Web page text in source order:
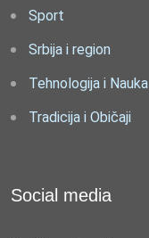
Sport
Srbija i region
Tehnologija i Nauka
Tradicija i Običaji
Social media